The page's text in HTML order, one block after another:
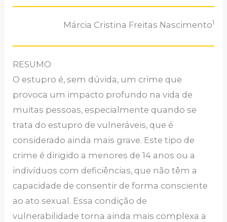
Márcia Cristina Freitas Nascimento1
RESUMO
O estupro é, sem dúvida, um crime que
provoca um impacto profundo na vida de
muitas pessoas, especialmente quando se
trata do estupro de vulneráveis, que é
considerado ainda mais grave. Este tipo de
crime é dirigido a menores de 14 anos ou a
indivíduos com deficiências, que não têm a
capacidade de consentir de forma consciente
ao ato sexual. Essa condição de
vulnerabilidade torna ainda mais complexa a